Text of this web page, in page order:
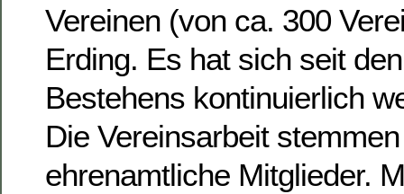
Vereinen (von ca. 300
Erding. Es hat sich seit
Bestehens kontinuierlich
Die Vereinsarbeit
ehrenamtliche Mitglieder.